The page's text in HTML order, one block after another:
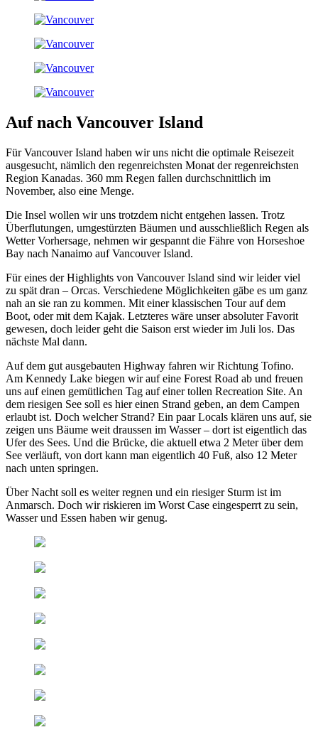
Auf nach Vancouver Island
Für Vancouver Island haben wir uns nicht die optimale Reisezeit
ausgesucht, nämlich den regenreichsten Monat der regenreichsten
Region Kanadas. 360 mm Regen fallen durchschnittlich im
November, also eine Menge.
Die Insel wollen wir uns trotzdem nicht entgehen lassen. Trotz
Überflutungen, umgestürzten Bäumen und ausschließlich Regen als
Wetter Vorhersage, nehmen wir gespannt die Fähre von Horseshoe
Bay nach Nanaimo auf Vancouver Island.
Für eines der Highlights von Vancouver Island sind wir leider viel
zu spät dran – Orcas. Verschiedene Möglichkeiten gäbe es um ganz
nah an sie ran zu kommen. Mit einer klassischen Tour auf dem
Boot, oder mit dem Kajak. Letzteres wäre unser absoluter Favorit
gewesen, doch leider geht die Saison erst wieder im Juli los. Das
nächste Mal dann.
Auf dem gut ausgebauten Highway fahren wir Richtung Tofino.
Am Kennedy Lake biegen wir auf eine Forest Road ab und freuen
uns auf einen gemütlichen Tag auf einer tollen Recreation Site. An
dem riesigen See soll es hier einen Strand geben, an dem Campen
erlaubt ist. Doch welcher Strand? Ein paar Locals klären uns auf, sie
zeigen uns Bäume weit draussen im Wasser – dort ist eigentlich das
Ufer des Sees. Und die Brücke, die aktuell etwa 2 Meter über dem
See verläuft, von dort kann man eigentlich 40 Fuß, also 12 Meter
nach unten springen.
Über Nacht soll es weiter regnen und ein riesiger Sturm ist im
Anmarsch. Doch wir riskieren im Worst Case eingesperrt zu sein,
Wasser und Essen haben wir genug.